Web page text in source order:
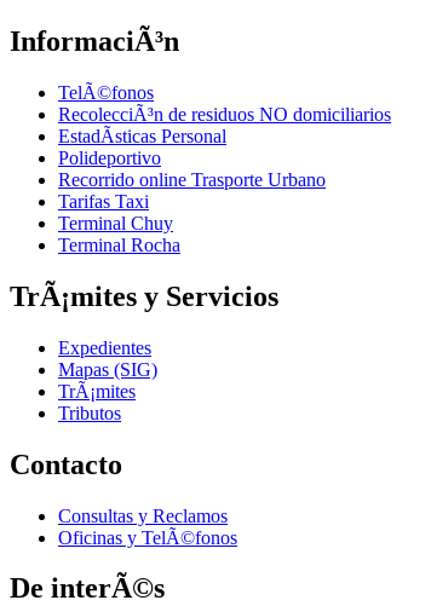
InformaciÃ³n
TelÃ©fonos
RecolecciÃ³n de residuos NO domiciliarios
EstadÃ­sticas Personal
Polideportivo
Recorrido online Trasporte Urbano
Tarifas Taxi
Terminal Chuy
Terminal Rocha
TrÃ¡mites y Servicios
Expedientes
Mapas (SIG)
TrÃ¡mites
Tributos
Contacto
Consultas y Reclamos
Oficinas y TelÃ©fonos
De interÃ©s